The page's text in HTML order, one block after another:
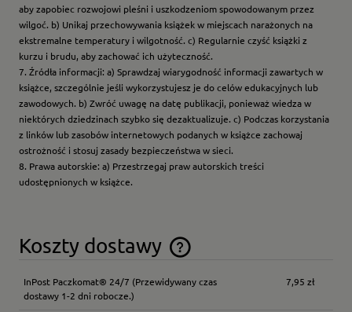
aby zapobiec rozwojowi pleśni i uszkodzeniom spowodowanym przez
wilgoć. b) Unikaj przechowywania książek w miejscach narażonych na
ekstremalne temperatury i wilgotność. c) Regularnie czyść książki z
kurzu i brudu, aby zachować ich użyteczność.
7. Źródła informacji: a) Sprawdzaj wiarygodność informacji zawartych w
książce, szczególnie jeśli wykorzystujesz je do celów edukacyjnych lub
zawodowych. b) Zwróć uwagę na datę publikacji, ponieważ wiedza w
niektórych dziedzinach szybko się dezaktualizuje. c) Podczas korzystania
z linków lub zasobów internetowych podanych w książce zachowaj
ostrożność i stosuj zasady bezpieczeństwa w sieci.
8. Prawa autorskie: a) Przestrzegaj praw autorskich treści
udostępnionych w książce.
Koszty dostawy
Cena nie zawiera ewentualnych kosztów płatności
InPost Paczkomat® 24/7 (Przewidywany czas
dostawy 1-2 dni robocze.)
7,95 zł